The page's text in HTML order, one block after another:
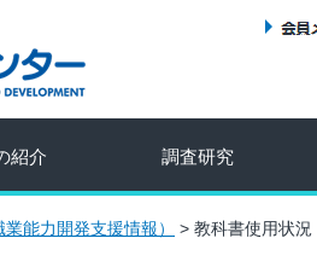
紹介 調査研究
能力開発支援情報） > 教科書使用状況